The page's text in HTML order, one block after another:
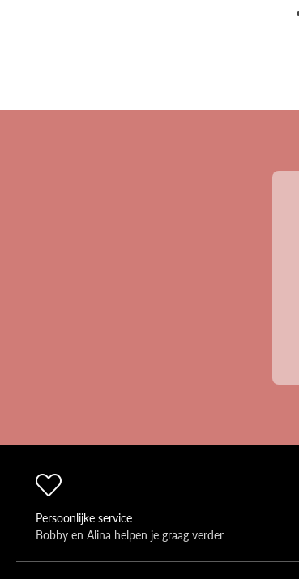
Persoonlijke service
Bobby en Alina helpen je graag verder